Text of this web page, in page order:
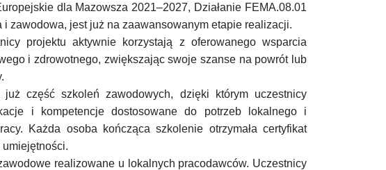
dla Mazowsza 2021–2027, Działanie FEMA.08.01
i zawodowa, jest już na zaawansowanym etapie realizacji.
projektu aktywnie korzystają z oferowanego wsparcia
i zdrowotnego, zwiększając swoje szanse na powrót lub
już część szkoleń zawodowych, dzięki którym uczestnicy
i kompetencje dostosowane do potrzeb lokalnego i
Każda osoba kończąca szkolenie otrzymała certyfikat
realizowane u lokalnych pracodawców. Uczestnicy